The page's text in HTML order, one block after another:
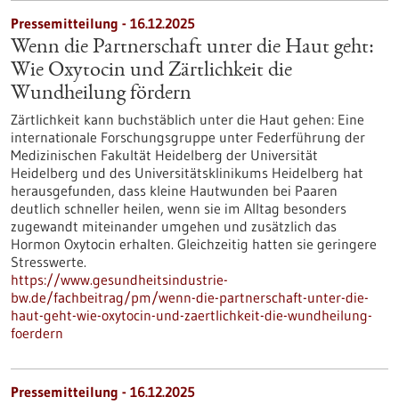
Pressemitteilung - 16.12.2025
Wenn die Partnerschaft unter die Haut geht:
Wie Oxytocin und Zärtlichkeit die
Wundheilung fördern
Zärtlichkeit kann buchstäblich unter die Haut gehen: Eine
internationale Forschungsgruppe unter Federführung der
Medizinischen Fakultät Heidelberg der Universität
Heidelberg und des Universitätsklinikums Heidelberg hat
herausgefunden, dass kleine Hautwunden bei Paaren
deutlich schneller heilen, wenn sie im Alltag besonders
zugewandt miteinander umgehen und zusätzlich das
Hormon Oxytocin erhalten. Gleichzeitig hatten sie geringere
Stresswerte.
https://www.gesundheitsindustrie-
bw.de/fachbeitrag/pm/wenn-die-partnerschaft-unter-die-
haut-geht-wie-oxytocin-und-zaertlichkeit-die-wundheilung-
foerdern
Pressemitteilung - 16.12.2025